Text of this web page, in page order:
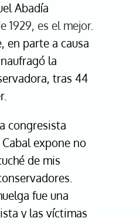
Abadía
1929, es el mejor.
en parte a causa
la
tras 44
congresista
expone no
de mis
fue una
y las víctimas